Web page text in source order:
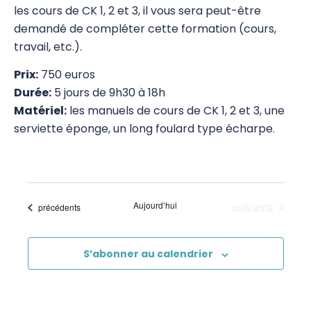
Réflexes archaïques (IMP)
Psychogénéalogie Comportementale et
Kinésiologie
Brain Gym/Edu K
Applied Physiology
Analyse Transactionnelle (AT)
les cours de CK 1, 2 et 3, il vous sera peut-être
demandé de compléter cette formation (cours,
travail, etc.).
Prix: 750 euros
Durée: 5 jours de 9h30 à 18h
Matériel: les manuels de cours de CK 1, 2 et 3, une
serviette éponge, un long foulard type écharpe.
Évènements
précédents Aujourd’hui
S’abonner au calendrier